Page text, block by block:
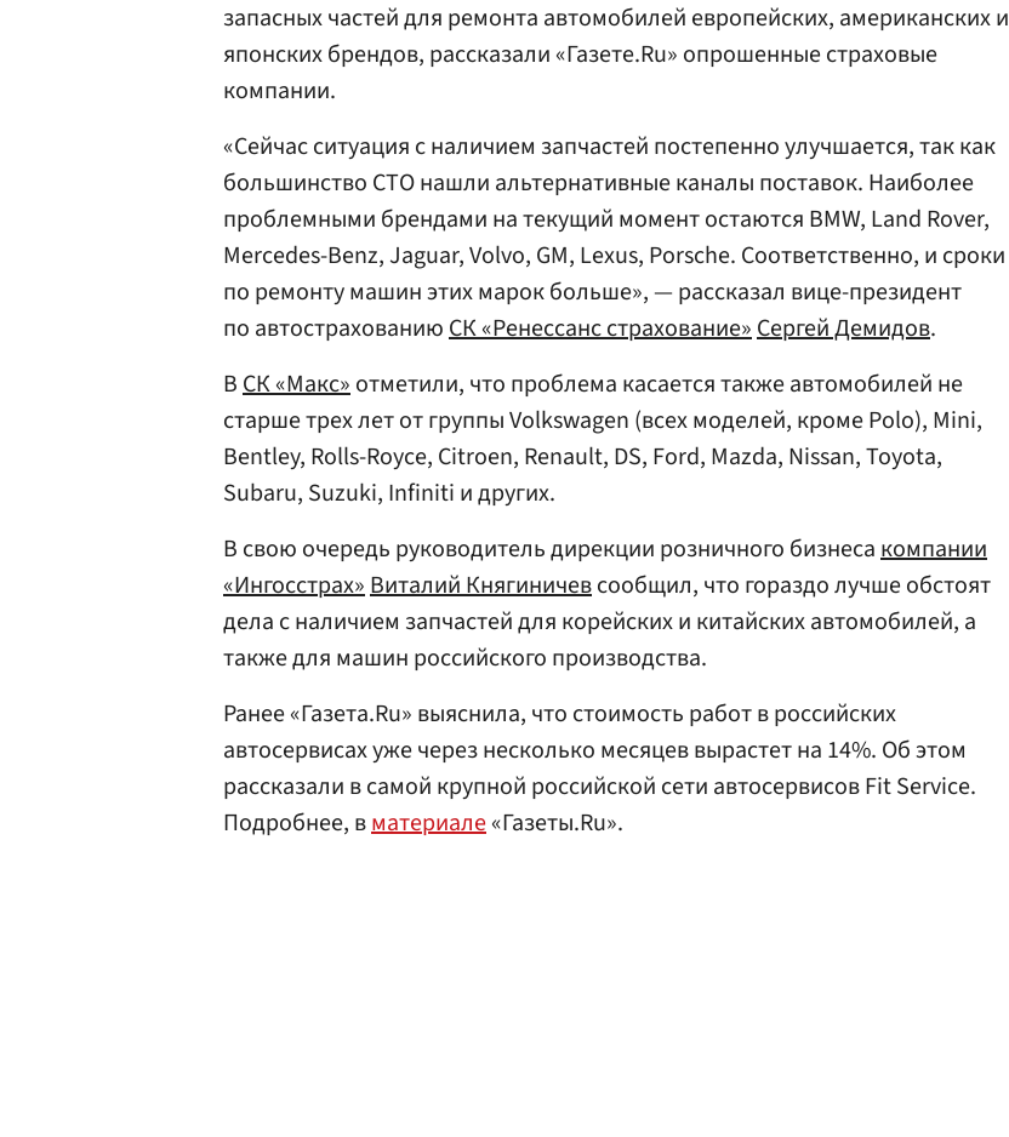
запасных частей для ремонта автомобилей европейских, американских и
японских брендов, рассказали «Газете.Ru» опрошенные страховые
компании.
«Сейчас ситуация с наличием запчастей постепенно улучшается, так как
большинство СТО нашли альтернативные каналы поставок. Наиболее
проблемными брендами на текущий момент остаются BMW, Land Rover,
Mercedes-Benz, Jaguar, Volvo, GM, Lexus, Porsche. Соответственно, и сроки
по ремонту машин этих марок больше», — рассказал вице-президент
по автострахованиюСК «Ренессанс страхование»Сергей Демидов.
ВСК «Макс»отметили, что проблема касается также автомобилей не
старше трех лет от группы Volkswagen (всех моделей, кроме Polo), Mini,
Bentley, Rolls-Royce, Citroen, Renault, DS, Ford, Mazda, Nissan, Toyota,
Subaru, Suzuki, Infiniti и других.
В свою очередь руководитель дирекции розничного бизнесакомпании
«Ингосстрах»Виталий Княгиничевсообщил, что гораздо лучше обстоят
дела с наличием запчастей для корейских и китайских автомобилей, а
также для машин российского производства.
Ранее «Газета.Ru» выяснила, что стоимость работ в российских
автосервисах уже через несколько месяцев вырастет на 14%. Об этом
рассказали в самой крупной российской сети автосервисов Fit Service.
Подробнее, вматериале«Газеты.Ru».